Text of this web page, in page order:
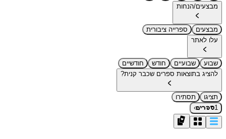
מבצעים/הנחות
מבצעים
ספרייה ציבורית
עלו לאתר
שבוע שבועיים חודש
חודשיים
להציג בתוצאות ספרים שכבר קנית?
תציגו
תסתירו
1ספרים›